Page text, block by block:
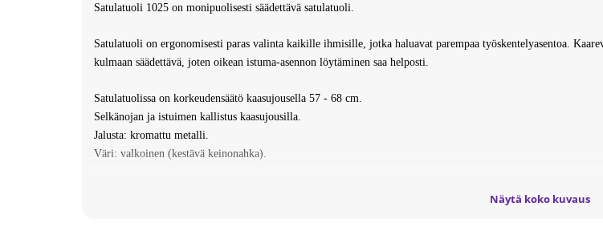
Satulatuoli 1025 on monipuolisesti säädettävä satulatuoli.
Satulatuoli on ergonomisesti paras valinta kaikille ihmisille, jotka haluavat parempaa työskentelyasentoa.
kulmaan säädettävä, joten oikean istuma-asennon löytäminen saa helposti.
Satulatuolissa on korkeudensäätö kaasujousella 57 - 68 cm.
Selkänojan ja istuimen kallistus kaasujousilla.
Jalusta: kromattu metalli.
Väri: valkoinen (kestävä keinonahka).
Näytä koko kuvaus